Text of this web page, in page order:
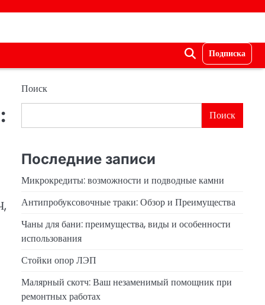
Подписка
Поиск
Поиск
Последние записи
Микрокредиты: возможности и подводные камни
Антипробуксовочные траки: Обзор и Преимущества
Чаны для бани: преимущества, виды и особенности
использования
Стойки опор ЛЭП
Малярный скотч: Ваш незаменимый помощник при
ремонтных работах